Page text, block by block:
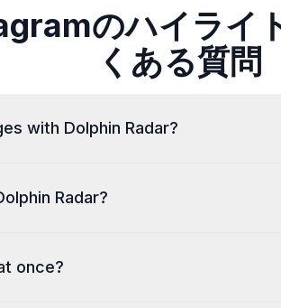
のハイライ
くある質問
with Dolphin Radar?
Radar?
once?